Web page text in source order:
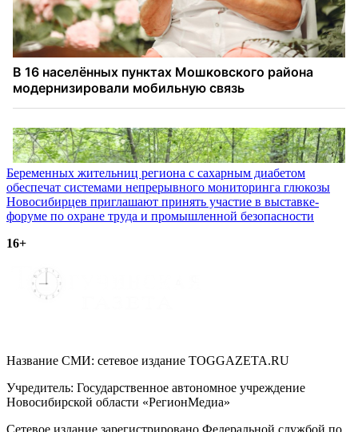
Навигация
по
записям
Беременных жительниц региона с сахарным диабетом
обеспечат системами непрерывного мониторинга глюкозы
Новосибирцев приглашают принять участие в выставке-
форуме по охране труда и промышленной безопасности
16+
Название СМИ: cетевое издание TOGGAZETA.RU
Учредитель: Государственное автономное учреждение
Новосибирской области «РегионМедиа»